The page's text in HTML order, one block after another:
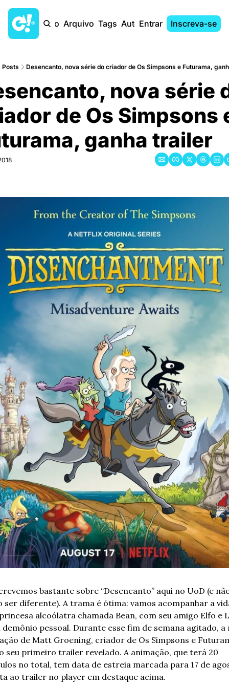
Início Arquivo Tags AutoresEntrar Inscreva-se
Posts Desencanto, nova série do criador de Os Simpsons e Futurama,
nova série
de Os Simpsons
ganha trailer
bastante sobre “Desencanto” aqui no UoD (e
ser diferente). A trama é ótima: vamos acompanhar a
alcoólatra chamada Bean, com seu amigo Elfo e
demônio pessoal. Durante esse fim de semana agitado, a
de Matt Groening, criador de Os Simpsons e
seu primeiro trailer revelado. A animação, que terá 20
no total, tem data de estreia marcada para 17 de
ao trailer no player em destaque acima.